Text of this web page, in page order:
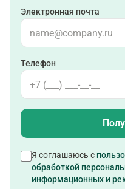
Электронная почта
Телефон
Я соглашаюсь с
обработкой
информационных и